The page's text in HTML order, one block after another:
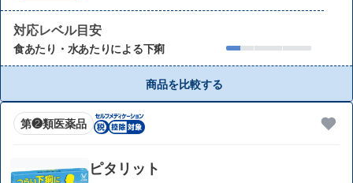
対応レベル目安
食あたり・水あたりによる下痢
商品を比較する
第❷類医薬品
ピタリット